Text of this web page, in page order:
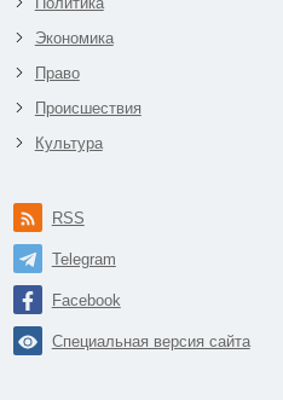
Экономика
Право
Происшествия
Культура
RSS
Telegram
Facebook
Специальная версия сайта